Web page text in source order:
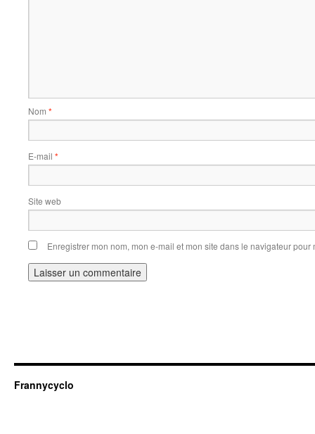
Nom *
E-mail *
Site web
Enregistrer mon nom, mon e-mail et mon site dans le navigateur
Frannycyclo